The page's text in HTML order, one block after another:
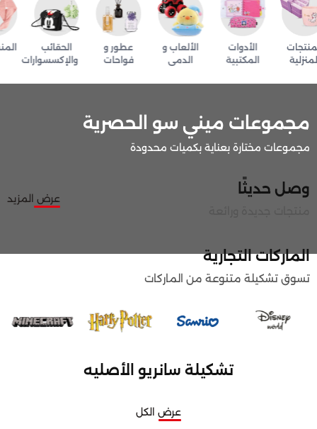
الأدوات
المكتبية
الألعاب و
الدمى
عطور و
فواحات
الحقائب
والإكسسوارات
مجموعات ميني سو الحصرية
مجموعات مختارة بعناية بكميات محدودة
وصل حديثًا
عرض المزيد
الماركات التجارية
تسوق تشكيلة متنوعة من الماركات
تشكيلة سانريو الأصليه
عرض الكل